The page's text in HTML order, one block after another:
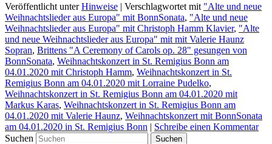
Veröffentlicht unter Hinweise | Verschlagwortet mit "Alte und neue
Weihnachtslieder aus Europa" mit BonnSonata, "Alte und neue
Weihnachtslieder aus Europa" mit Christoph Hamm Klavier, "Alte
und neue Weihnachtslieder aus Europa" mit mit Valerie Haunz
Sopran, Brittens "A Ceremony of Carols op. 28" gesungen von
BonnSonata, Weihnachtskonzert in St. Remigius Bonn am
04.01.2020 mit Christoph Hamm, Weihnachtskonzert in St.
Remigius Bonn am 04.01.2020 mit Lorraine Pudelko,
Weihnachtskonzert in St. Remigius Bonn am 04.01.2020 mit
Markus Karas, Weihnachtskonzert in St. Remigius Bonn am
04.01.2020 mit Valerie Haunz, Weihnachtskonzert mit BonnSonata
am 04.01.2020 in St. Remigius Bonn | Schreibe einen Kommentar
Suchen